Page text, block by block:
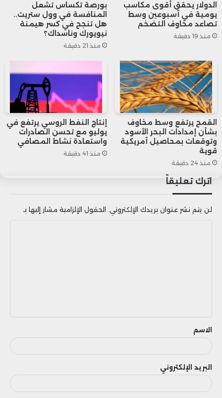
بشكل كامل.
تجدر الإشارة إلى أن هذه الخطوة تأتي بعد أقل
من عشرة أيام من خسارة رئيس الوزراء الفرنسي
السابق، ميشيل بارنييه، تصويت الثقة في
فرنسا، وهو ما أدى إلى استقالة حكومته.
ويعكس ذلك التحديات السياسية التي تواجه
الحكومات الأوروبية في الوقت الراهن.
الدولار يحقق أقوى مكاسب
يومية في أسبوعين وسط
تصاعد مخاوف التضخم
منذ 19 دقيقة
بورصة تكساس تشعل
المنافسة في وول ستريت..
هل تنجح في كسر هيمنة
نيويورك وناسداك؟
منذ 21 دقيقة
القمح يرتفع وسط مخاوف
بشأن إمدادات البحر الأسود
وتوقعات بمحاصيل أمريكية
قوية
منذ 24 دقيقة
إنتاج النفط الروسي يرتفع في
يوليو مع تحسن الصادرات
واستعادة نشاط المصافي
منذ 41 دقيقة
اترك تعليقاً
لن يتم نشر عنوان بريدك الإلكتروني. الحقول الإلزامية مشار إليها بـ
ق
الاسم
البريد الإلكتروني